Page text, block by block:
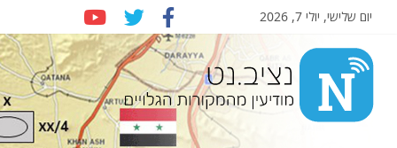
יום שלישי, יולי 7, 2026
Nziv.net
מודיעין
מהמקורות